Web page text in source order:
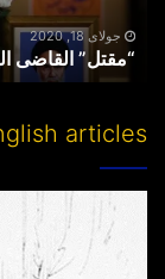
جولای 18, 2020
“مقتل” القاضی
articles
others’